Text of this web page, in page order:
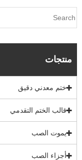
منتجات
ختم معدني دقيق
قالب الختم التقدمي
يموت الصب
أجزاء الصب